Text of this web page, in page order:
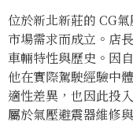
位於新北新莊的 CG
市場需求而成立。店
車輛特性與歷史。因
他在實際駕駛經驗中
適性差異，也因此投
屬於氣壓避震器維修